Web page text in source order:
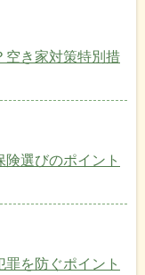
空き家対策特別措
選びのポイント
を防ぐポイント